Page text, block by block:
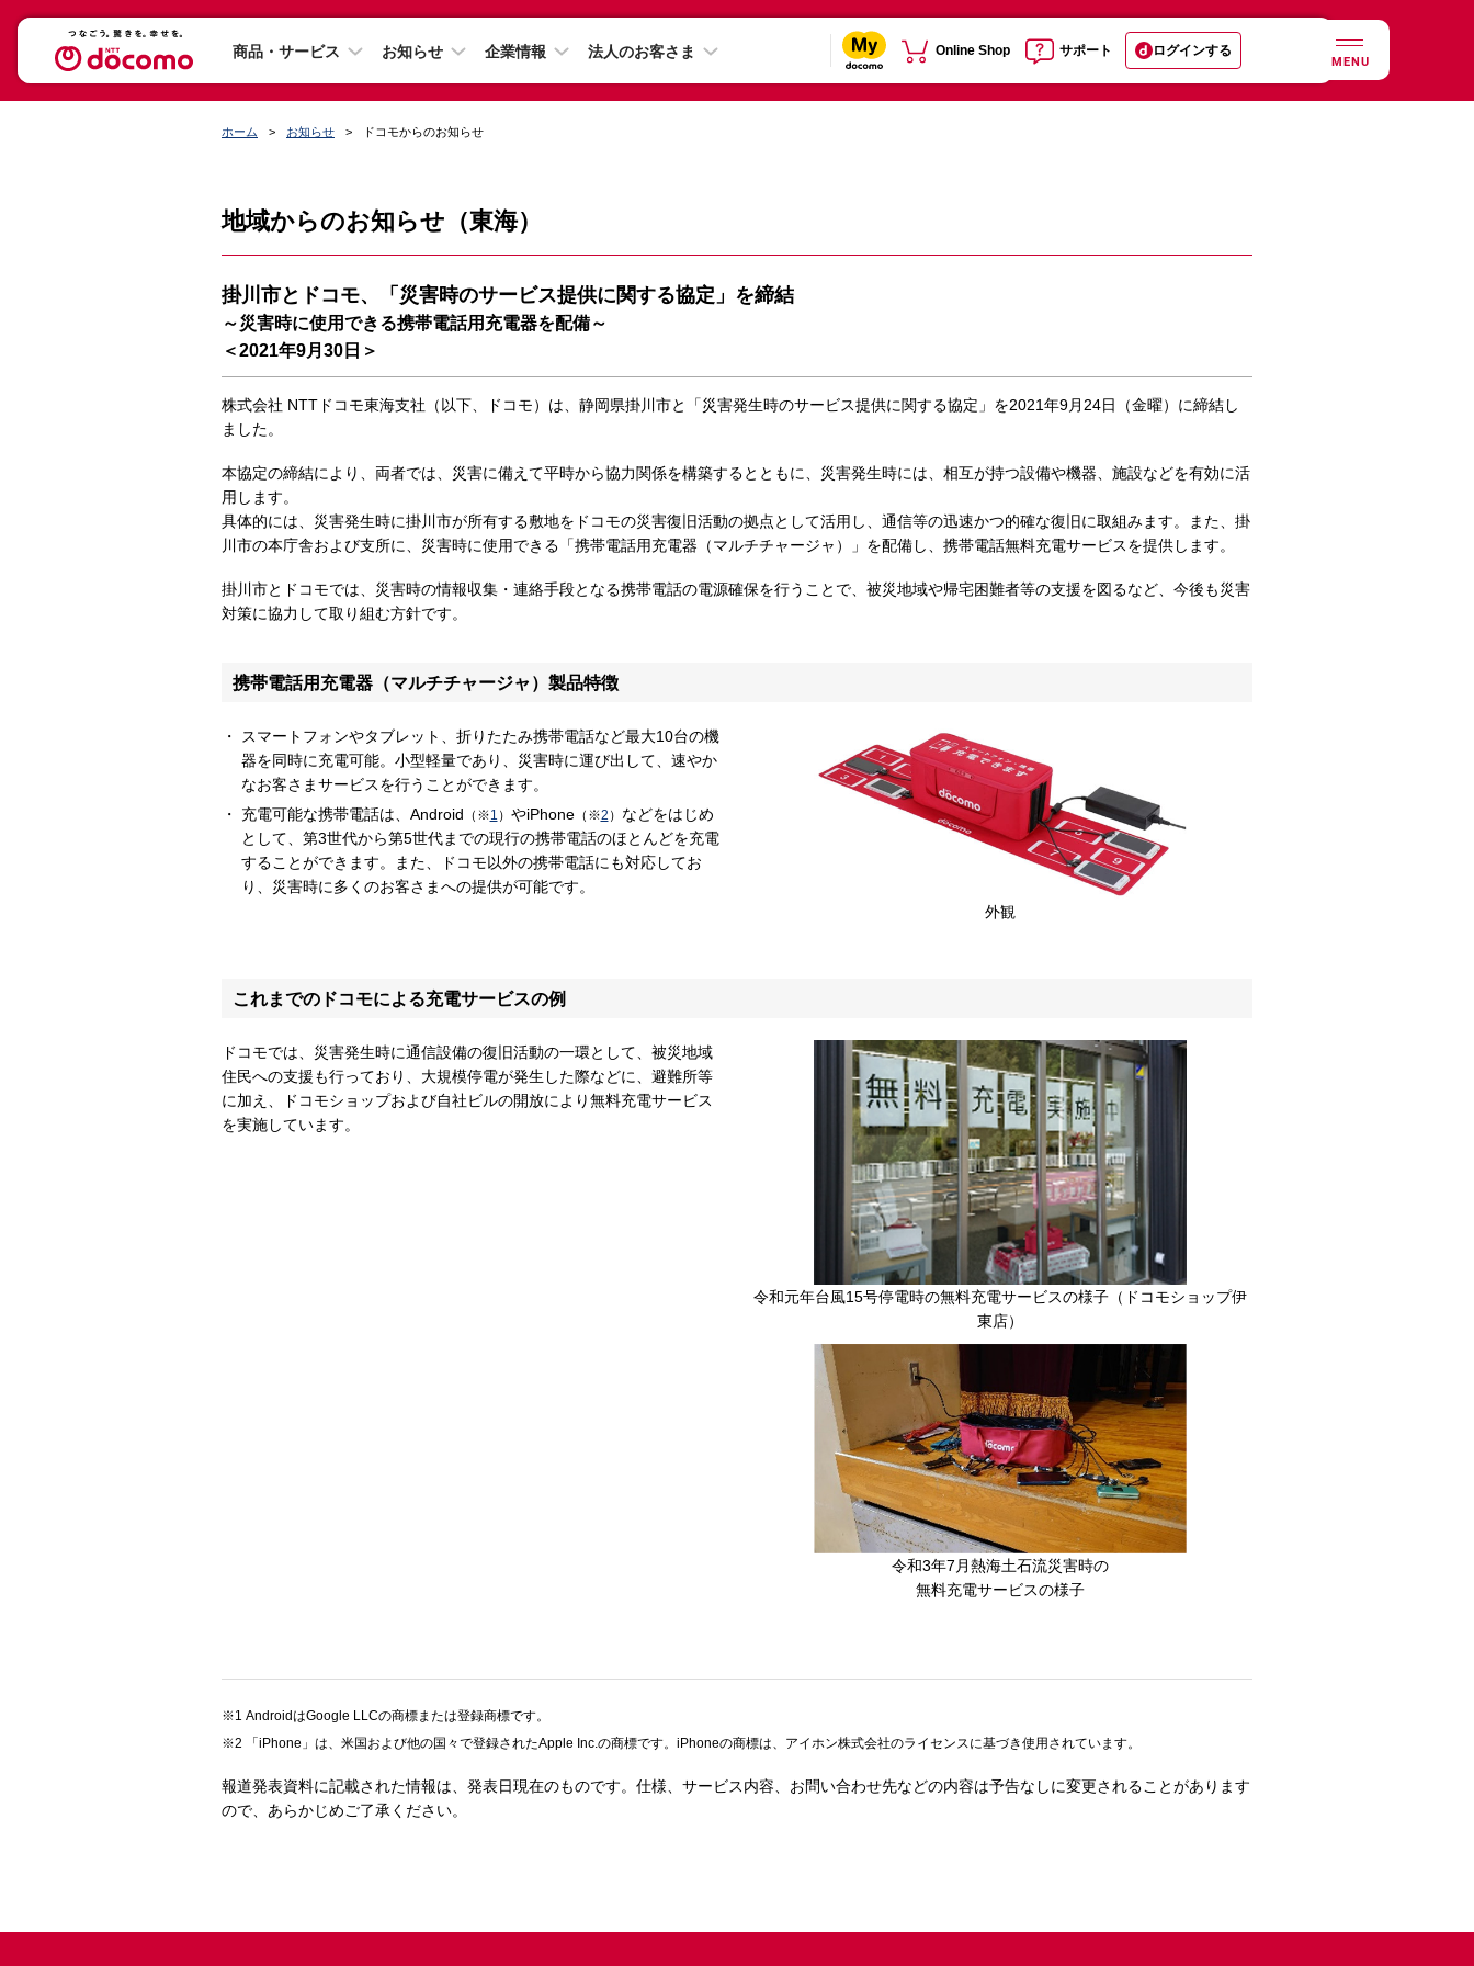
商品・サービス お知らせ 企業情報 法人のお客さま Online Shop サポート ログインする
MENU
ホーム お知らせ ドコモからのお知らせ
地域からのお知らせ（東海）
掛川市とドコモ、「災害時のサービス提供に関する協定」を締結
～災害時に使用できる携帯電話用充電器を配備～
＜2021年9月30日＞
株式会社 NTTドコモ東海支社（以下、ドコモ）は、静岡県掛川市と「災害発生時のサービス提供に関する協定」を2021年9月24日（金曜）に締結し
ました。
本協定の締結により、両者では、災害に備えて平時から協力関係を構築するとともに、災害発生時には、相互が持つ設備や機器、施設などを有効に活
用します。
具体的には、災害発生時に掛川市が所有する敷地をドコモの災害復旧活動の拠点として活用し、通信等の迅速かつ的確な復旧に取組みます。また、掛
川市の本庁舎および支所に、災害時に使用できる「携帯電話用充電器（マルチチャージャ）」を配備し、携帯電話無料充電サービスを提供します。
掛川市とドコモでは、災害時の情報収集・連絡手段となる携帯電話の電源確保を行うことで、被災地域や帰宅困難者等の支援を図るなど、今後も災害
対策に協力して取り組む方針です。
携帯電話用充電器（マルチチャージャ）製品特徴
スマートフォンやタブレット、折りたたみ携帯電話など最大10台の機
器を同時に充電可能。小型軽量であり、災害時に運び出して、速やか
なお客さまサービスを行うことができます。
充電可能な携帯電話は、Android （※1 ） やiPhone（※2 ） などをはじめ
として、第3世代から第5世代までの現行の携帯電話のほとんどを充電
することができます。また、ドコモ以外の携帯電話にも対応してお
り、災害時に多くのお客さまへの提供が可能です。
外観
これまでのドコモによる充電サービスの例
ドコモでは、災害発生時に通信設備の復旧活動の一環として、被災地域
住民への支援も行っており、大規模停電が発生した際などに、避難所等
に加え、ドコモショップおよび自社ビルの開放により無料充電サービス
を実施しています。
令和元年台風15号停電時の無料充電サービスの様子（ドコモショップ伊
東店）
令和3年7月熱海土石流災害時の
無料充電サービスの様子
AndroidはGoogle LLCの商標または登録商標です。
「iPhone」は、米国および他の国々で登録されたApple Inc.の商標です。iPhoneの商標は、アイホン株式会社のライセンスに基づき使用されています。
報道発表資料に記載された情報は、発表日現在のものです。仕様、サービス内容、お問い合わせ先などの内容は予告なしに変更されることがあります
ので、あらかじめご了承ください。